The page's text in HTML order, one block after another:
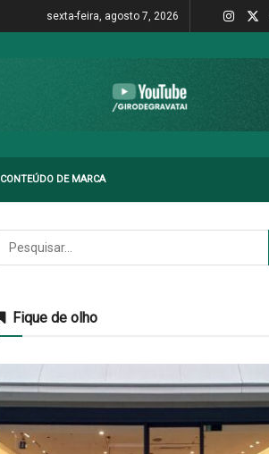
sexta-feira, agosto 7, 2026
CONTEÚDO DE MARCA
Fique de olho